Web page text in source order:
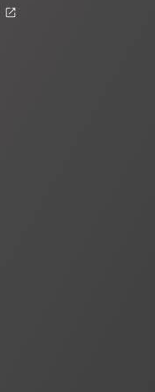
launch